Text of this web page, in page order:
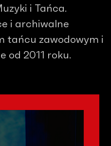
i Tańca.
i archiwalne
tańcu zawodowym i
od 2011 roku.